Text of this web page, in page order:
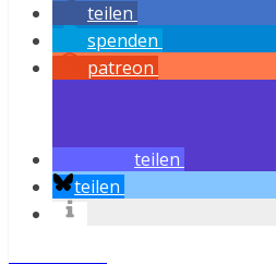
teilen
spenden
patreon
teilen
teilen